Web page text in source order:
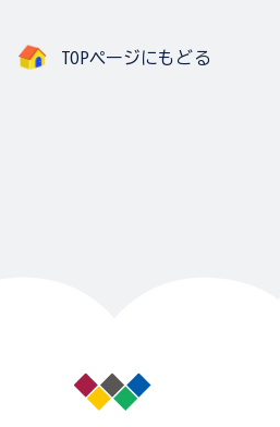
TOPページにもどる